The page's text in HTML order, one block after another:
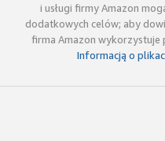
i usługi firmy Amazon
dodatkowych celów; aby
firma Amazon wykorzystuje
Informacją o